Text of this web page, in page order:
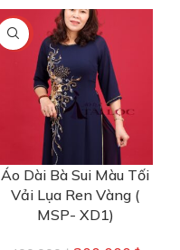
-25%
Áo Dài Bà Sui Màu Tối
Vải Lụa Ren Vàng (
MSP- XD1)